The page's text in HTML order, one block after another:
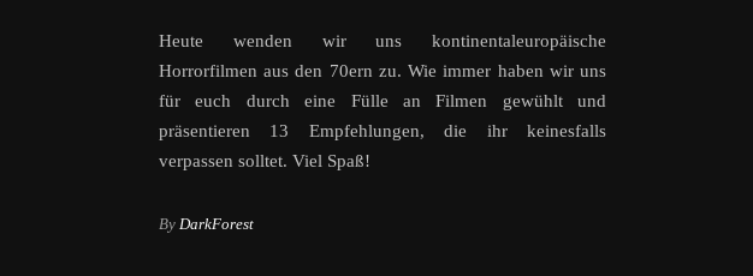
Heute wenden wir uns kontinentaleuropäische
Horrorfilmen aus den 70ern zu. Wie immer haben wir uns
für euch durch eine Fülle an Filmen gewühlt und
präsentieren 13 Empfehlungen, die ihr keinesfalls
verpassen solltet. Viel Spaß!
By DarkForest